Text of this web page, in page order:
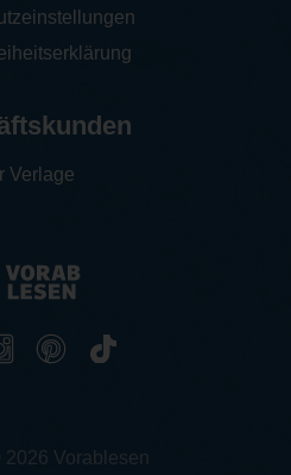
Verlage
Vorablesen